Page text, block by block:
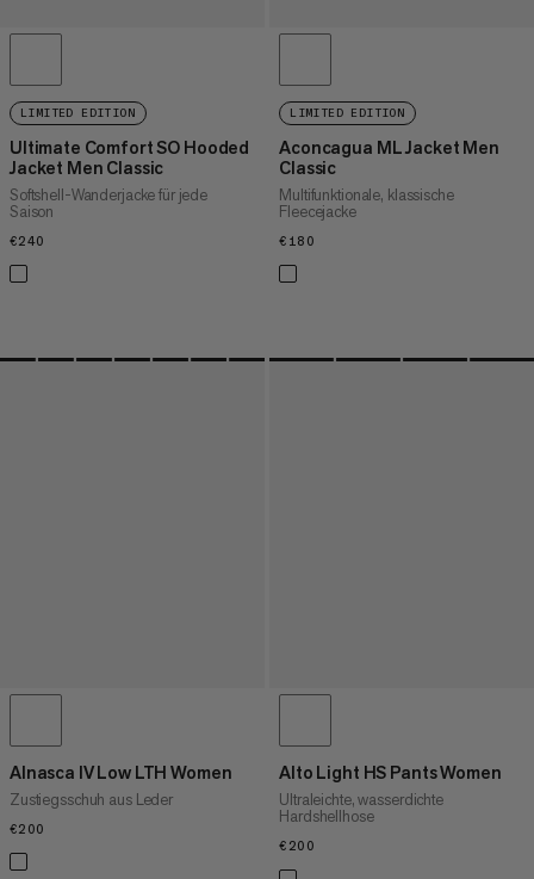
LIMITED EDITION
Ultimate Comfort SO Hooded
Jacket Men Classic
Softshell-Wanderjacke für jede
Saison
€240
LIMITED EDITION
Aconcagua ML Jacket Men
Classic
Multifunktionale, klassische
Fleecejacke
€180
Alnasca IV Low LTH Women
Zustiegsschuh aus Leder
€200
Alto Light HS Pants Women
Ultraleichte, wasserdichte
Hardshellhose
€200